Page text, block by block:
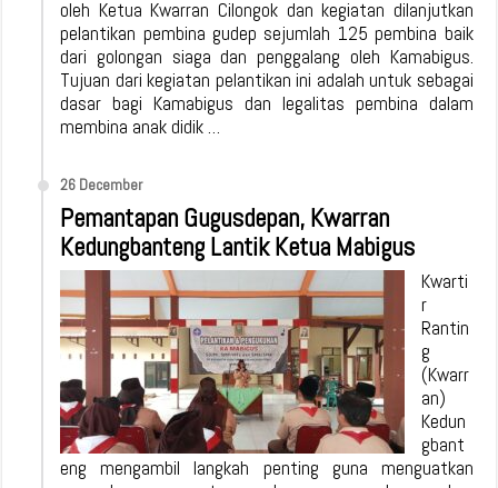
oleh Ketua Kwarran Cilongok dan kegiatan dilanjutkan
pelantikan pembina gudep sejumlah 125 pembina baik
dari golongan siaga dan penggalang oleh Kamabigus.
Tujuan dari kegiatan pelantikan ini adalah untuk sebagai
dasar bagi Kamabigus dan legalitas pembina dalam
membina anak didik …
26 December
Pemantapan Gugusdepan, Kwarran
Kedungbanteng Lantik Ketua Mabigus
Kwarti
r
Rantin
g
(Kwarr
an)
Kedun
gbant
eng mengambil langkah penting guna menguatkan